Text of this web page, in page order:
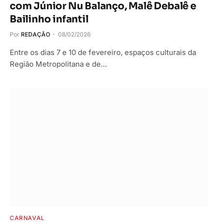
com Júnior Nu Balanço, Malê Debalê e
Bailinho infantil
Por REDAÇÃO 08/02/2026
Entre os dias 7 e 10 de fevereiro, espaços culturais da
Região Metropolitana e de…
CARNAVAL